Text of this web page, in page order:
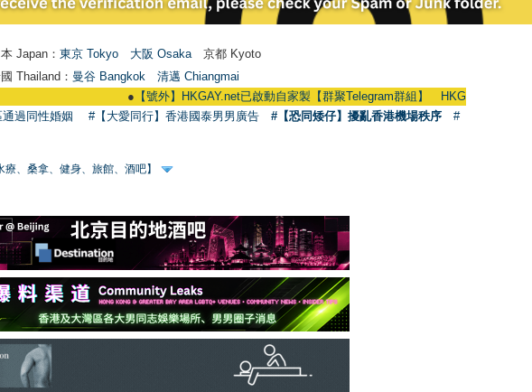
Japan： 東京 Tokyo 大阪 Osaka 京都 Kyoto
Thailand： 曼谷 Bangkok
清邁 Chiangmai
【號外】HKGAY.net已啟動自家製【群聚Telegram群組】 HKGAY.net has
過同性婚姻 #【大愛同行】香港國泰男男廣告 #【恐同矮仔】擾亂香港機場秩序
#
、桑拿、健身、旅館、酒吧】